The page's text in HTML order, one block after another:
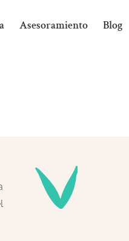
Asesoramiento Blog